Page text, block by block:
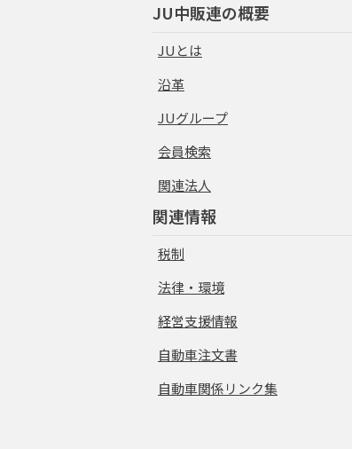
JU中販連の概要
JUとは
沿革
JUグループ
会員検索
関連法人
関連情報
税制
法律・環境
経営支援情報
自動車注文書
自動車関係リンク集